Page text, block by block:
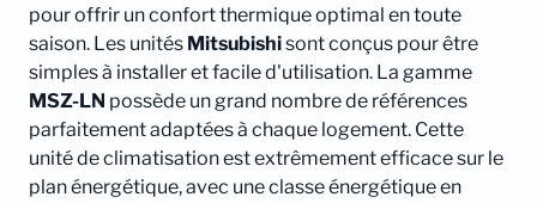
pour offrir un confort thermique optimal en toute
saison. Les unités Mitsubishisont conçus pour être
simples à installer et facile d'utilisation. La gamme
MSZ-LN possède un grand nombre de références
parfaitement adaptées à chaque logement. Cette
unité de climatisation est extrêmement efficace sur le
plan énergétique, avec une classe énergétique en